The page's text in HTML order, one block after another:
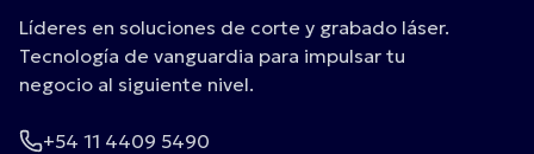
Líderes en soluciones de corte y grabado láser.
Tecnología de vanguardia para impulsar tu
negocio al siguiente nivel.
+54 11 4409 5490